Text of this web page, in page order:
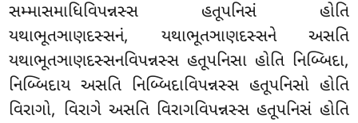
સમ્માસમાધિવિપન્નસ્સ હતૂપનિસં હોતિ
યથાભૂતઞાણદસ્સનં, યથાભૂતઞાણદસ્સને અસતિ
યથાભૂતઞાણદસ્સનવિપન્નસ્સ હતૂપનિસા હોતિ નિબ્બિદા,
નિબ્બિદાય અસતિ નિબ્બિદાવિપન્નસ્સ હતૂપનિસો હોતિ
વિરાગો, વિરાગે અસતિ વિરાગવિપન્નસ્સ હતૂપનિસં હોતિ